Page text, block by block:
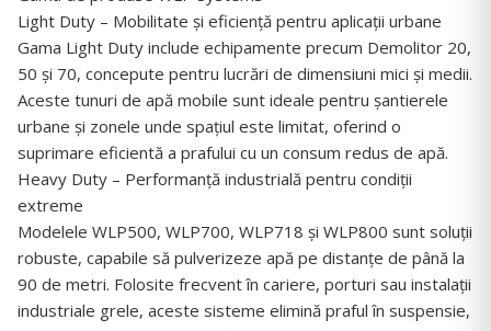
Light Duty – Mobilitate și eficiență pentru aplicații urbane
Gama Light Duty include echipamente precum Demolitor 20,
50 și 70, concepute pentru lucrări de dimensiuni mici și medii.
Aceste tunuri de apă mobile sunt ideale pentru șantierele
urbane și zonele unde spațiul este limitat, oferind o
suprimare eficientă a prafului cu un consum redus de apă.
Heavy Duty – Performanță industrială pentru condiții
extreme
Modelele WLP500, WLP700, WLP718 și WLP800 sunt soluții
robuste, capabile să pulverizeze apă pe distanțe de până la
90 de metri. Folosite frecvent în cariere, porturi sau instalații
industriale grele, aceste sisteme elimină praful în suspensie,